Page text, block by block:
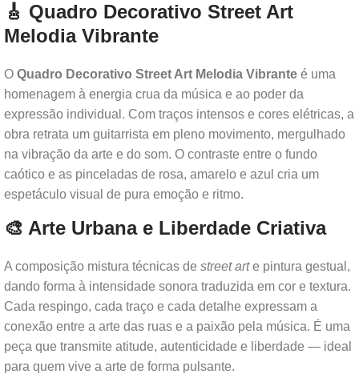
🎸 Quadro Decorativo Street Art
Melodia Vibrante
O Quadro Decorativo Street Art Melodia Vibrante é uma
homenagem à energia crua da música e ao poder da
expressão individual. Com traços intensos e cores elétricas, a
obra retrata um guitarrista em pleno movimento, mergulhado
na vibração da arte e do som. O contraste entre o fundo
caótico e as pinceladas de rosa, amarelo e azul cria um
espetáculo visual de pura emoção e ritmo.
🎨 Arte Urbana e Liberdade Criativa
A composição mistura técnicas de street arte pintura gestual,
dando forma à intensidade sonora traduzida em cor e textura.
Cada respingo, cada traço e cada detalhe expressam a
conexão entre a arte das ruas e a paixão pela música. É uma
peça que transmite atitude, autenticidade e liberdade — ideal
para quem vive a arte de forma pulsante.